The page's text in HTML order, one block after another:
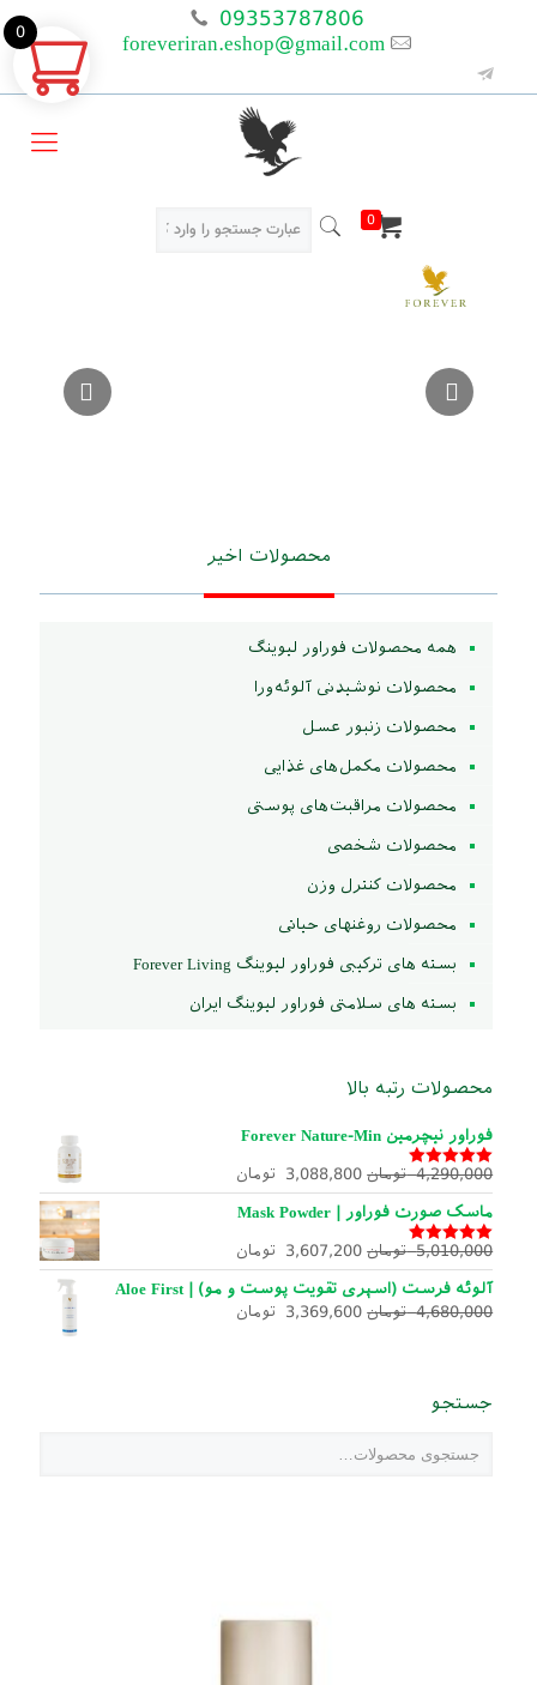
09353787806
foreveriran.eshop@gmail.com
0
محصولات اخیر
همه محصولات فوراور لیوینگ
محصولات نوشیدنی آلوئه‌ورا
محصولات زنبور عسل
محصولات مکمل‌های غذایی
محصولات مراقبت‌های پوستی
محصولات شخصی
محصولات کنترل وزن
محصولات روغنهای حیاتی
بسته های ترکیبی فوراور لیوینگ Forever Living
بسته های سلامتی فوراور لیوینگ ایران
محصولات رتبه بالا
فوراور نیچرمین Forever Nature-Min
نمره5.00از
5
4,290,000 تومان 3,088,800 تومان
ماسک صورت فوراور | Mask Powder
نمره5.00از
5
5,010,000 تومان 3,607,200 تومان
آلوئه فرست (اسپری تقویت پوست و مو) | Aloe First
4,680,000 تومان 3,369,600 تومان
جستجو
0